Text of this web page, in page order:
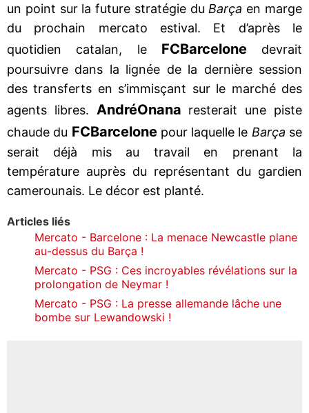
un point sur la future stratégie du Barça en marge
du prochain mercato estival. Et d’après le
quotidien catalan, le FCBarcelonedevrait
poursuivre dans la lignée de la dernière session
des transferts en s’immisçant sur le marché des
agents libres. AndréOnana resterait une piste
chaude du FCBarcelonepour laquelle le Barça se
serait déjà mis au travail en prenant la
température auprès du représentant du gardien
camerounais. Le décor est planté.
Articles liés
Mercato - Barcelone : La menace Newcastle plane
au-dessus du Barça !
Mercato - PSG : Ces incroyables révélations sur la
prolongation de Neymar !
Mercato - PSG : La presse allemande lâche une
bombe sur Lewandowski !